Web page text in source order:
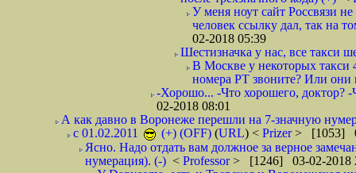
У меня ноут сайт Россвязи
человек ссылку дал, так на
02-2018 05:39
Шестизначка у нас, все такси
В Москве у некоторых такси
номера РТ звоните? Или они
-Хорошо... -Что хорошего, доктор?
02-2018 08:01
А как давно в Воронеже перешли на 7-значную
с 01.02.2011
(+) (OFF) (URL) < Prizer> [1053]
Ясно. Надо отдать вам должное за верное
нумерация). (-) < Professor> [1246] 03-02-2018